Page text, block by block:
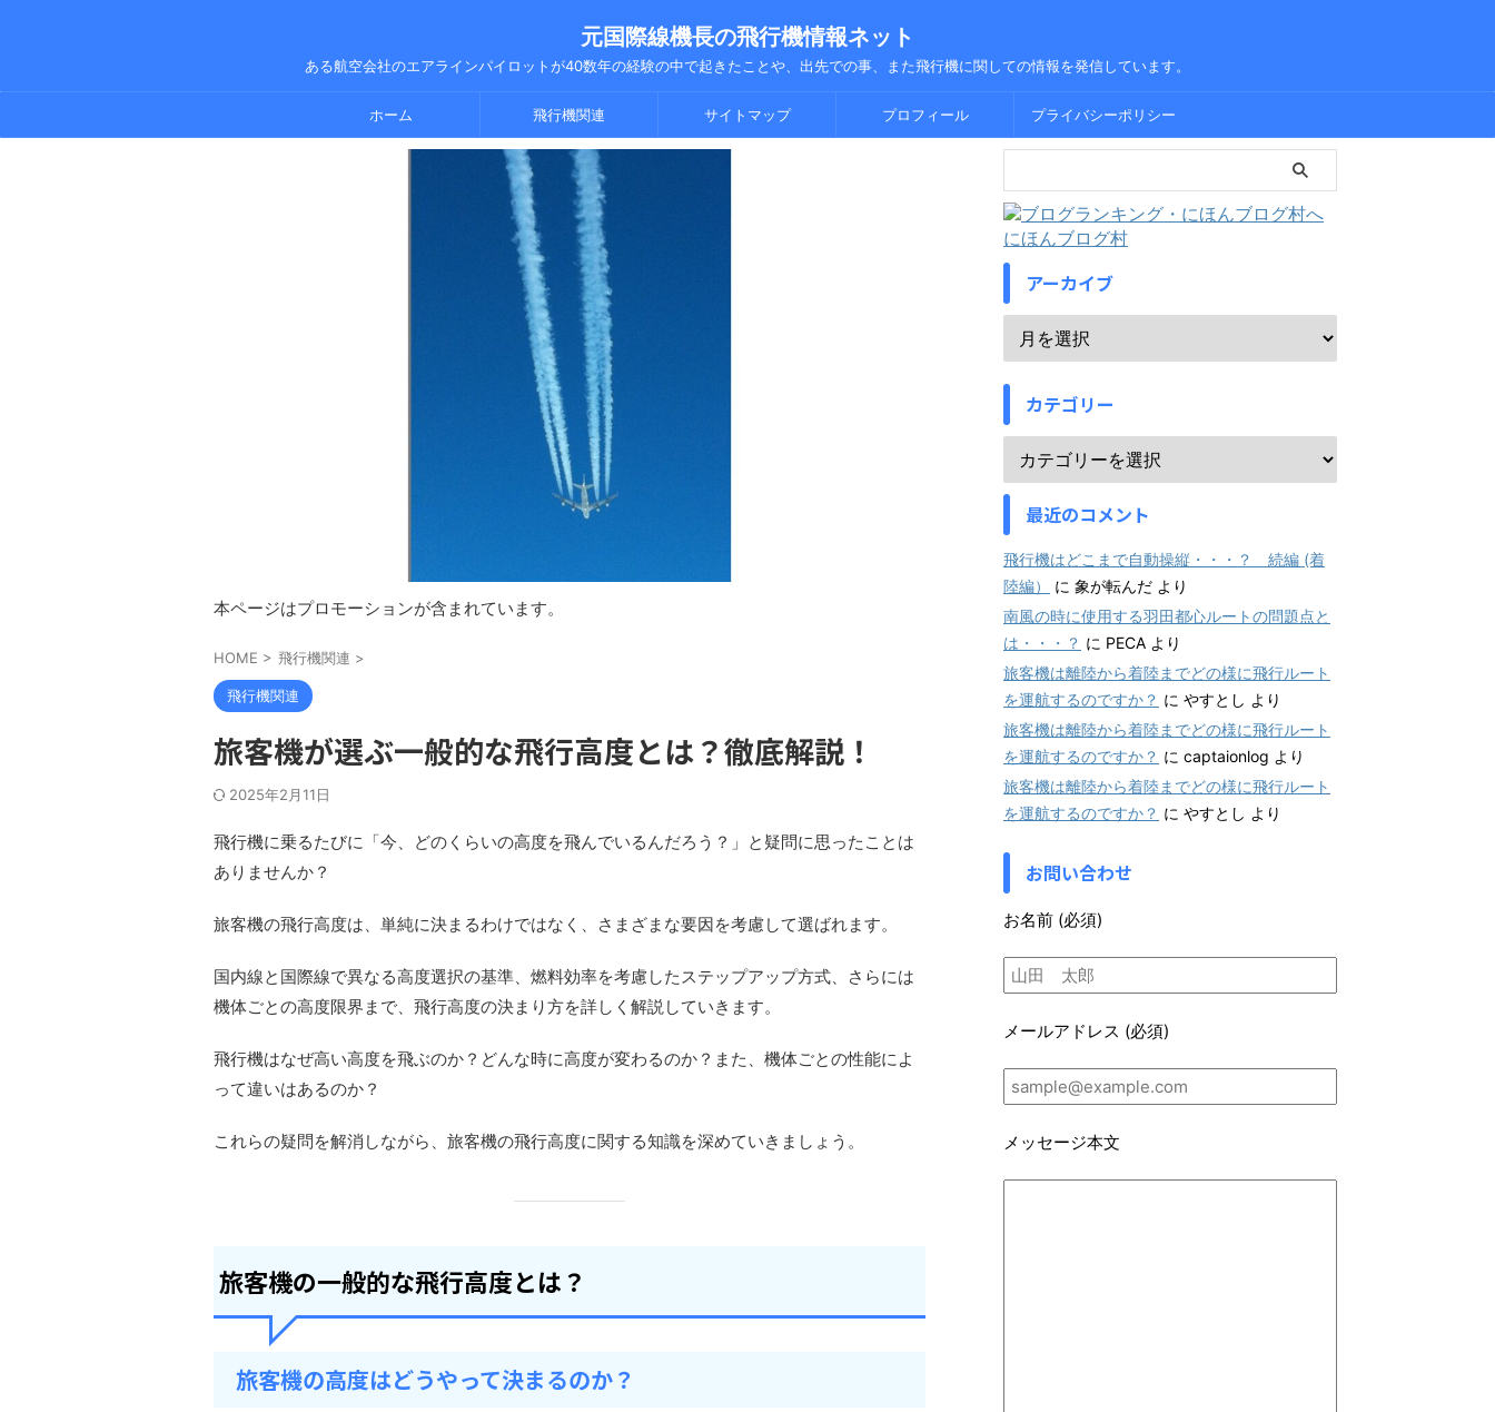
元国際線機長の飛行機情報ネット
ある航空会社のエアラインパイロットが40数年の経験の中で起きたことや、出先での事、また飛行機に関しての情報を発信しています。
ホーム 飛行機関連 サイトマップ プロフィール プライバシーポリシー
本ページはプロモーションが含まれています。
HOME > 飛行機関連 >
飛行機関連
旅客機が選ぶ一般的な飛行高度とは？徹底解説！
2025年2月11日
飛行機に乗るたびに「今、どのくらいの高度を飛んでいるんだろう？」と疑問に思ったことは
ありませんか？
旅客機の飛行高度は、単純に決まるわけではなく、さまざまな要因を考慮して選ばれます。
国内線と国際線で異なる高度選択の基準、燃料効率を考慮したステップアップ方式、さらには
機体ごとの高度限界まで、飛行高度の決まり方を詳しく解説していきます。
飛行機はなぜ高い高度を飛ぶのか？どんな時に高度が変わるのか？また、機体ごとの性能によ
って違いはあるのか？
これらの疑問を解消しながら、旅客機の飛行高度に関する知識を深めていきましょう。
旅客機の一般的な飛行高度とは？
旅客機の高度はどうやって決まるのか？
にほんブログ村
アーカイブ
カテゴリー
最近のコメント
飛行機はどこまで自動操縦・・・？ 続編 (着
陸編）
に 象が転んだ より
南風の時に使用する羽田都心ルートの問題点と
は・・・？ に PECA より
旅客機は離陸から着陸までどの様に飛行ルート
を運航するのですか？ に やすとし より
旅客機は離陸から着陸までどの様に飛行ルート
を運航するのですか？ に captaionlog より
旅客機は離陸から着陸までどの様に飛行ルート
を運航するのですか？ に やすとし より
お問い合わせ
お名前 (必須)
メールアドレス (必須)
メッセージ本文